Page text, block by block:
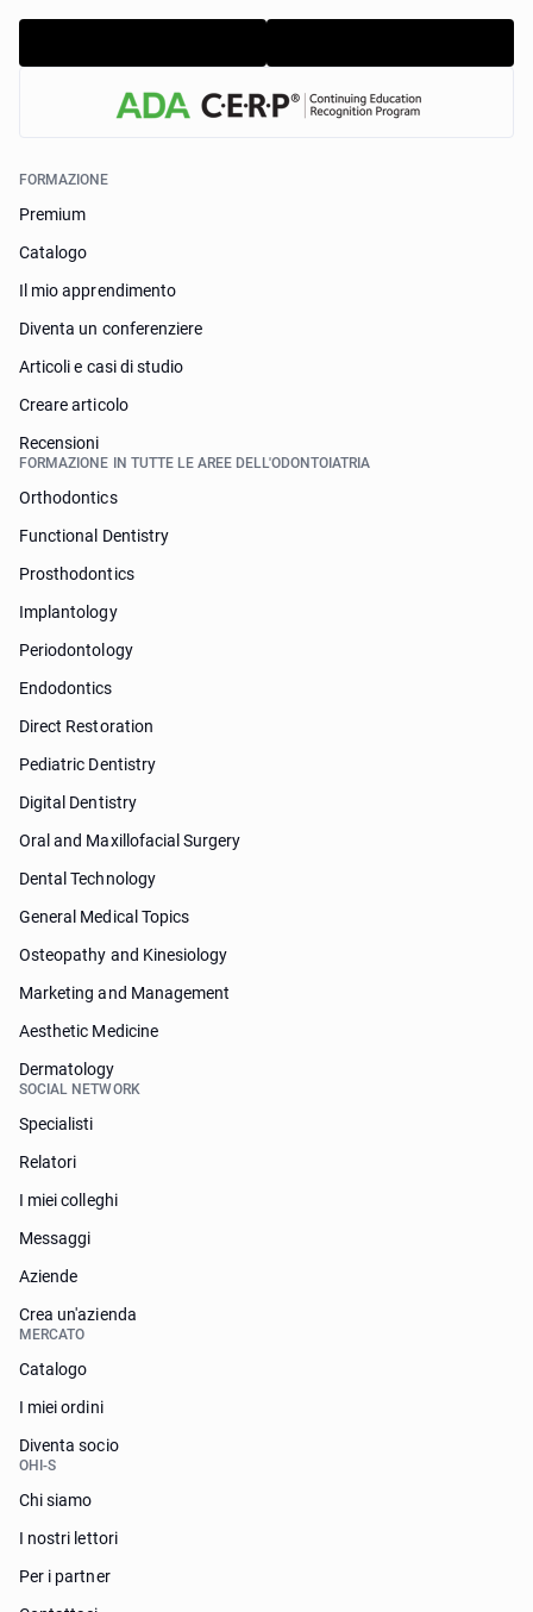
FORMAZIONE
Premium
Catalogo
Il mio apprendimento
Diventa un conferenziere
Articoli e casi di studio
Creare articolo
Recensioni
FORMAZIONE IN TUTTE LE AREE DELL'ODONTOIATRIA
Orthodontics
Functional Dentistry
Prosthodontics
Implantology
Periodontology
Endodontics
Direct Restoration
Pediatric Dentistry
Digital Dentistry
Oral and Maxillofacial Surgery
Dental Technology
General Medical Topics
Osteopathy and Kinesiology
Marketing and Management
Aesthetic Medicine
Dermatology
SOCIAL NETWORK
Specialisti
Relatori
I miei colleghi
Messaggi
Aziende
Crea un'azienda
MERCATO
Catalogo
I miei ordini
Diventa socio
OHI-S
Chi siamo
I nostri lettori
Per i partner